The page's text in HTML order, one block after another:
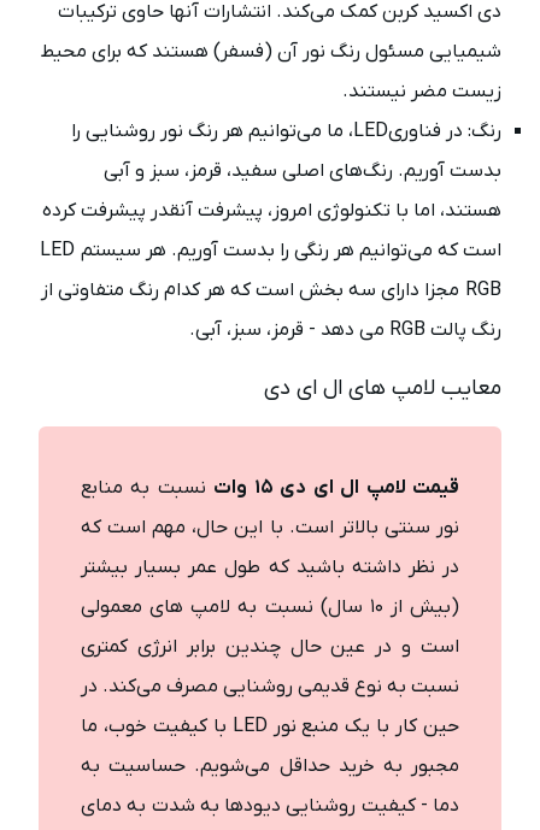
دی اکسید کربن کمک می‌کند. انتشارات آنها حاوی ترکیبات
شیمیایی مسئول رنگ نور آن (فسفر) هستند که برای محیط
زیست مضر نیستند.
رنگ: در فناوریLED، ما می‌توانیم هر رنگ نور روشنایی را
بدست آوریم. رنگ‌های اصلی سفید، قرمز، سبز و آبی
هستند، اما با تکنولوژی امروز، پیشرفت آنقدر پیشرفت کرده
است که می‌توانیم هر رنگی را بدست آوریم. هر سیستم LED
RGB مجزا دارای سه بخش است که هر کدام رنگ متفاوتی از
رنگ پالت RGB می دهد - قرمز، سبز، آبی.
معایب لامپ های ال ای دی
قیمت لامپ ال ای دی ۱۵ وات
نسبت به منابع
نور سنتی بالاتر است. با این حال، مهم است که
در نظر داشته باشید که طول عمر بسیار بیشتر
(بیش از ۱۰ سال) نسبت به لامپ های معمولی
است و در عین حال چندین برابر انرژی کمتری
نسبت به نوع قدیمی روشنایی مصرف می‌کند. در
حین کار با یک منبع نور LED با کیفیت خوب، ما
مجبور به خرید حداقل می‌شویم. حساسیت به
دما - کیفیت روشنایی دیودها به شدت به دمای